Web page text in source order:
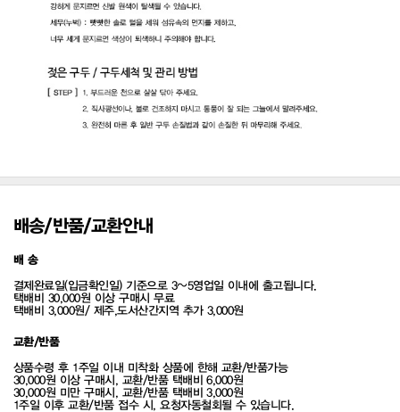
배송/반품/교환안내
배 송
결제완료일(입금확인일) 기준으로 3~5영업일 이내에 출고됩니다.
택배비 30,000원 이상 구매시 무료
택배비 3,000원/ 제주,도서산간지역 추가 3,000원
교환/반품
상품수령 후 1주일 이내 미착화 상품에 한해 교환/반품가능
30,000원 이상 구매시, 교환/반품 택배비 6,000원
30,000원 미만 구매시, 교환/반품 택배비 3,000원
1주일 이후 교환/반품 접수 시, 요청자동철회될 수 있습니다.